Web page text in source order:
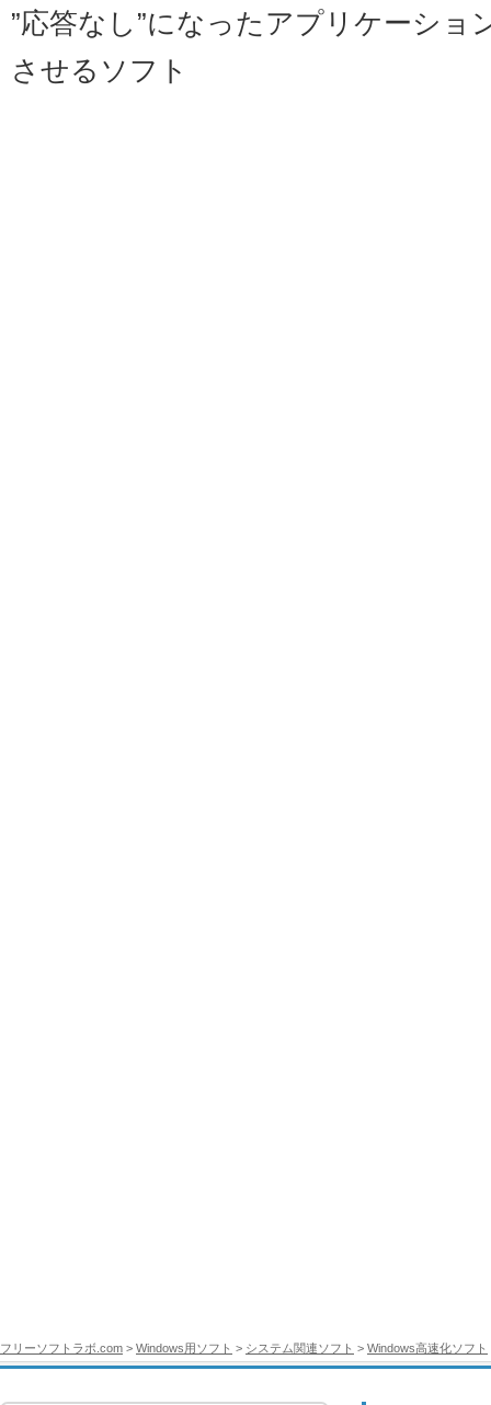
”応答なし”になったアプリケーショ
させるソフト
フリーソフトラボ.com > Windows用ソフト > システム関連ソフト > Windows高速化ソフト